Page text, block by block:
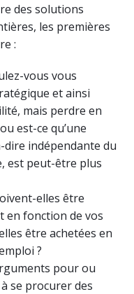
des solutions
les premières
:
vous vous
et ainsi
mais perdre en
est-ce qu’une
dire indépendante du
est peut-être plus
elles être
en fonction de vos
être achetées en
?
pour ou
se procurer des